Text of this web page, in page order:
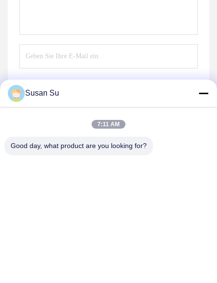
Susan Su
7:11 AM
Good day, what product are you looking for?